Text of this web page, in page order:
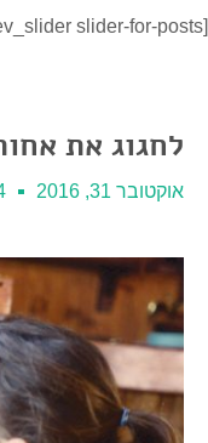
[rev_slider slider-for-posts]
לחגוג את
אוקטובר 31, 2016